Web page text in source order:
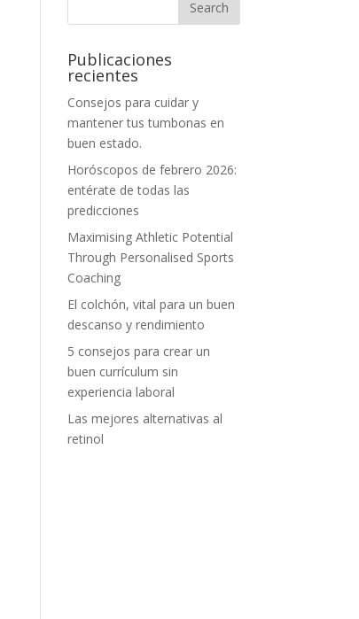
Publicaciones
recientes
Consejos para cuidar y
mantener tus tumbonas en
buen estado.
Horóscopos de febrero 2026:
entérate de todas las
predicciones
Maximising Athletic Potential
Through Personalised Sports
Coaching
El colchón, vital para un buen
descanso y rendimiento
5 consejos para crear un
buen currículum sin
experiencia laboral
Las mejores alternativas al
retinol